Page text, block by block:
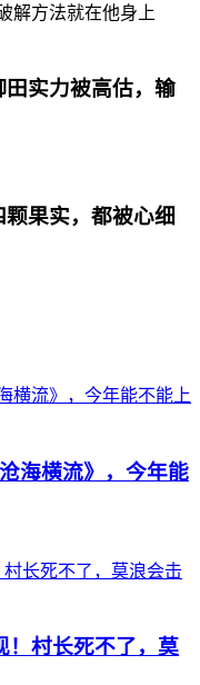
实力被高估，输
果实，都被心细
海横流》，今年能
！村长死不了，莫